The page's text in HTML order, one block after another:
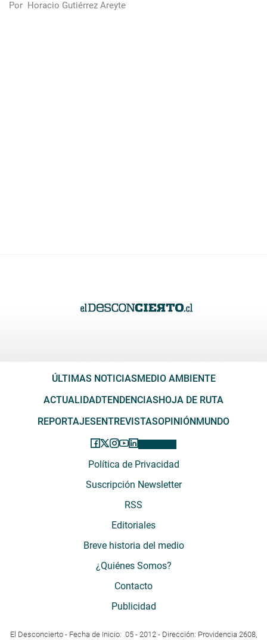
Por Horacio Gutiérrez Areyte
ÚLTIMAS NOTICIASMEDIO AMBIENTE
ACTUALIDADTENDENCIASHOJA DE RUTA
REPORTAJESENTREVISTASOPINIÓNMUNDO
Política de Privacidad
Suscripción Newsletter
RSS
Editoriales
Breve historia del medio
¿Quiénes Somos?
Contacto
Publicidad
El Desconcierto - Fecha de Inicio: 05 - 2012 - Dirección: Providencia 2608,